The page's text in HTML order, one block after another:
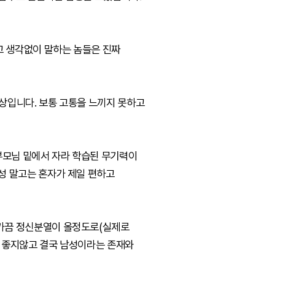
생각없이 말하는 놈들은 진짜
입니다. 보통 고통을 느끼지 못하고
님 밑에서 자라 학습된 무기력이
말고는 혼자가 제일 편하고
끔 정신분열이 올정도로(실제로
지않고 결국 남성이라는 존재와